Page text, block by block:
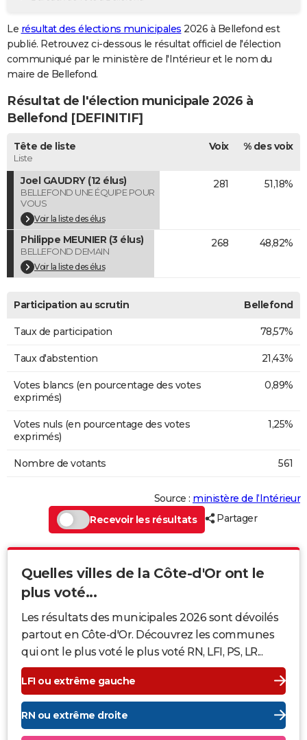
GUIDES D'ACHAT
BONS PLANS
CARTE DE VOEUX
Carte de Noël
Carte Bonne année
Carte Saint-Valentin
Carte Pâques
Carte d'anniversaire
DICTIONNAIRE
Dictionnaire
Biographies
Citations
Expressions
Proverbes
PROGRAMME TV
COPAINS D'AVANT
S'inscrire
Se connecter
Lycées
Collèges
Primaires
Universités
Entreprises
Service militaire
Avis de recherche
AVIS DE DÉCÈS
FORUM
Bricolage
Lifestyle
Culture
Sport
Auto
Television
Voyage
Cinema
Le résultat des élections municipales 2026 à Bellefond est
publié. Retrouvez ci-dessous le résultat officiel de l'élection
communiqué par le ministère de l'Intérieur et le nom du
maire de Bellefond.
Résultat de l'élection municipale 2026 à
Bellefond [DEFINITIF]
Tête de liste
Liste
Voix % des voix
Joel GAUDRY (12 élus)
BELLEFOND UNE ÉQUIPE POUR
VOUS
Voir la liste des élus
281 51,18%
Philippe MEUNIER (3 élus)
BELLEFOND DEMAIN
Voir la liste des élus
268 48,82%
Participation au scrutin Bellefond
Taux de participation 78,57%
Taux d'abstention 21,43%
Votes blancs (en pourcentage des votes
exprimés)
0,89%
Votes nuls (en pourcentage des votes
exprimés)
1,25%
Nombre de votants 561
Source : ministère de l’Intérieur
Recevoir les résultats
Partager
Quelles villes de la Côte-d'Or ont le
plus voté...
Les résultats des municipales 2026 sont dévoilés
partout en Côte-d'Or. Découvrez les communes
qui ont le plus voté le plus voté RN, LFI, PS, LR...
LFI ou extrême gauche
RN ou extrême droite